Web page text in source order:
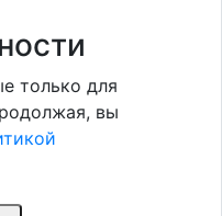
только для
вы